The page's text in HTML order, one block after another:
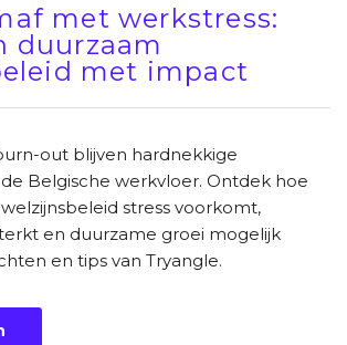
met werkstress:
duurzaam
met impact
out blijven hardnekkige
Belgische werkvloer. Ontdek hoe
stress voorkomt,
en duurzame groei mogelijk
en tips van Tryangle.